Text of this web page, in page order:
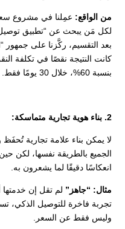
من الواقع: عمِلنا في مشروع
لكل مَن يبحث عن “تطبيق
بعد التقسيم، ركَّزنا على جمهور
بنسبة 60%، خلال 30 يومًا فقط.
2. بناء هوية تجارية متماسكة:
لا يمكن بناء علامة تجارية
الجميع بالطريقة نفسها، لكن
انعكاسًا دقيقًا لما يشعرون به.
مثال: “جاهز” لم تقل إن
تجربة فاخرة للتوصيل الذكي،
وليس فقط عن السعر.